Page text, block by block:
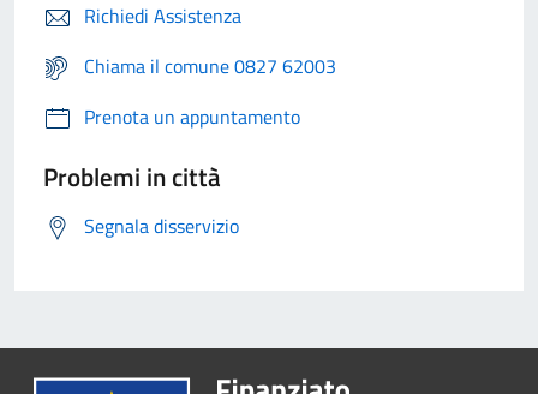
Richiedi Assistenza
Chiama il comune 0827 62003
Prenota un appuntamento
Problemi in città
Segnala disservizio